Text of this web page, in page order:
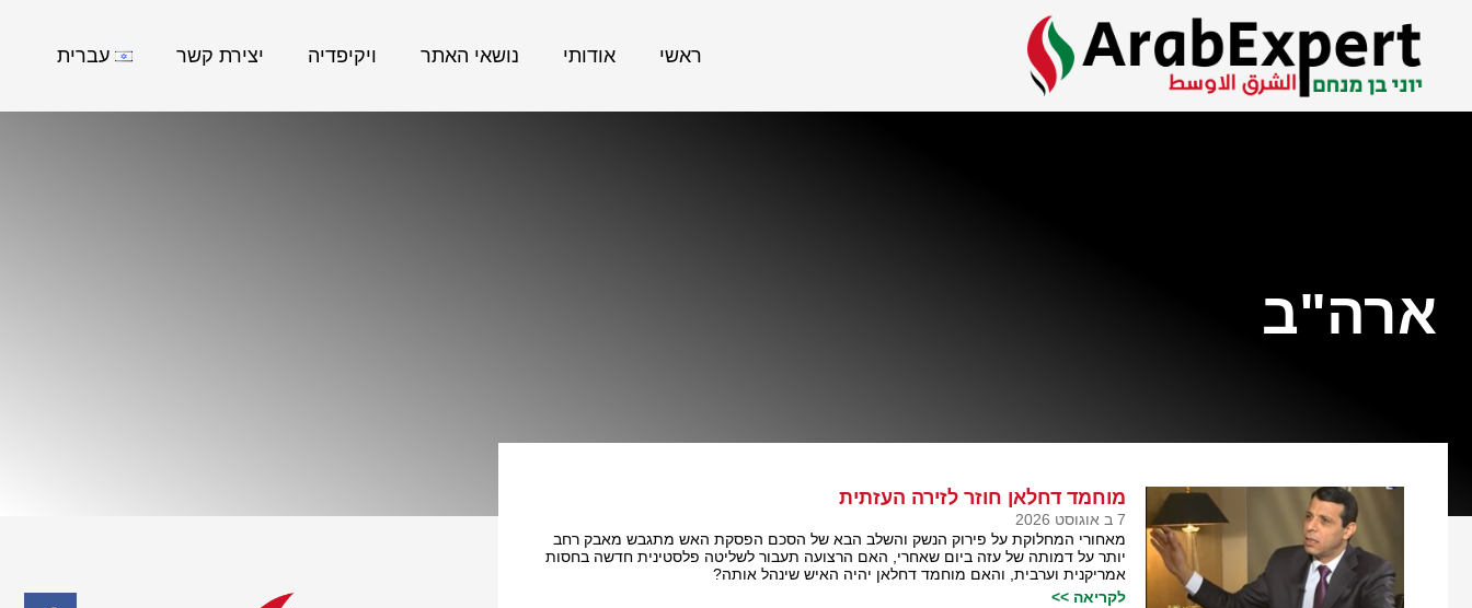
ראשי אודותי נושאי האתר ויקיפדיה יצירת קשר עברית
ארה"ב
מוחמד דחלאן חוזר לזירה העזתית
7 ב אוגוסט 2026
מאחורי המחלוקת על פירוק הנשק והשלב הבא של הסכם הפסקת האש מתגבש מאבק רחב
יותר על דמותה של עזה ביום שאחרי, האם הרצועה תעבור לשליטה פלסטינית חדשה בחסות
אמריקנית וערבית, והאם מוחמד דחלאן יהיה האיש שינהל אותה?
לקריאה >>